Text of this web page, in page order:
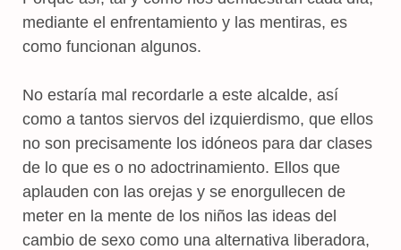
mediante el enfrentamiento y las mentiras, es
como funcionan algunos.
No estaría mal recordarle a este alcalde, así
como a tantos siervos del izquierdismo, que ellos
no son precisamente los idóneos para dar clases
de lo que es o no adoctrinamiento. Ellos que
aplauden con las orejas y se enorgullecen de
meter en la mente de los niños las ideas del
cambio de sexo como una alternativa liberadora,